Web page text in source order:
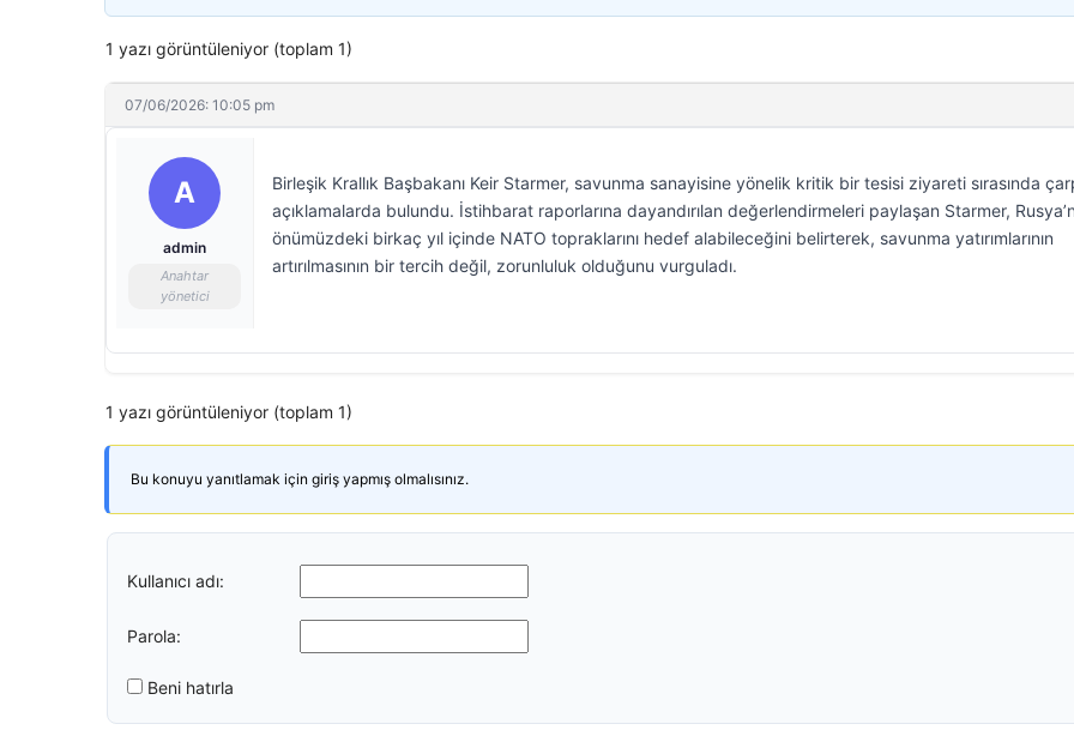
1 yazı görüntüleniyor (toplam 1)
07/06/2026: 10:05 pm
A
admin
Anahtar
yönetici
Birleşik Krallık Başbakanı Keir Starmer, savunma sanayisine yönelik kritik bir tesisi ziyareti sırasında
açıklamalarda bulundu. İstihbarat raporlarına dayandırılan değerlendirmeleri paylaşan Starmer,
önümüzdeki birkaç yıl içinde NATO topraklarını hedef alabileceğini belirterek, savunma yatırımlarının
artırılmasının bir tercih değil, zorunluluk olduğunu vurguladı.
1 yazı görüntüleniyor (toplam 1)
Bu konuyu yanıtlamak için giriş yapmış olmalısınız.
Kullanıcı adı:
Parola:
Beni hatırla